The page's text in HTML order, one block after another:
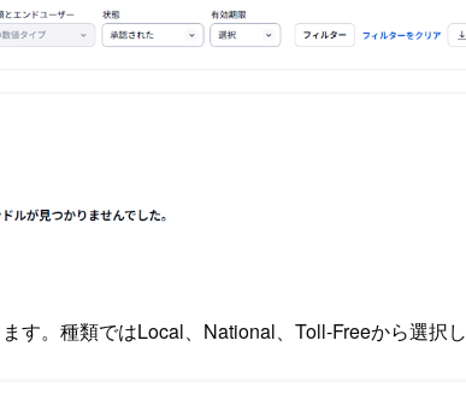
す。種類ではLocal、National、Toll-Freeから選択